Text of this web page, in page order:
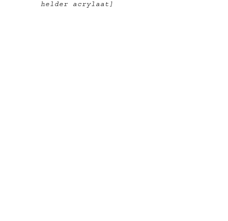
helder acrylaat]